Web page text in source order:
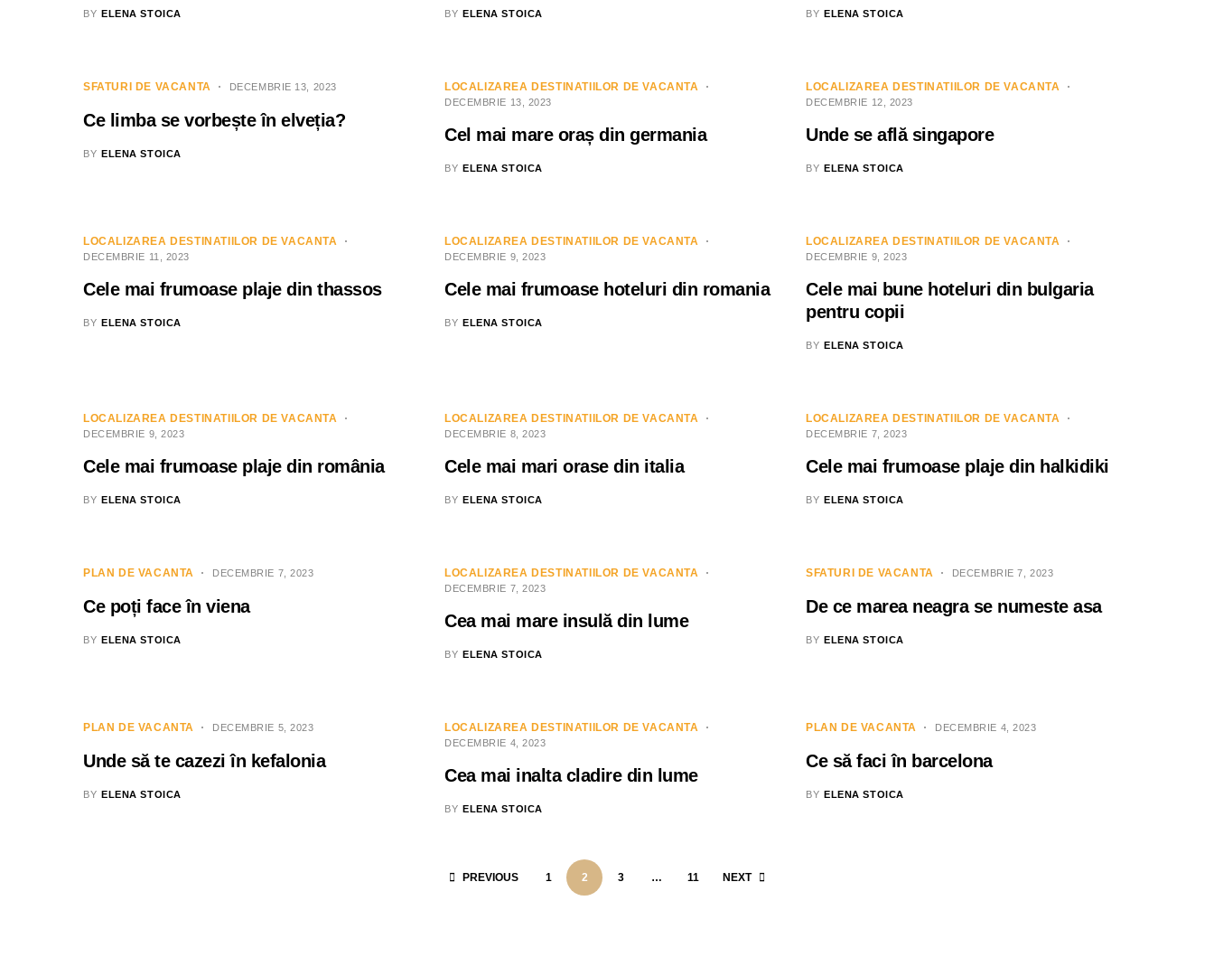
BY ELENA STOICA BY ELENA STOICA BY ELENA STOICA
SFATURI DE VACANTA DECEMBRIE 13, 2023
Ce limba se vorbește în elveția?
BY ELENA STOICA
LOCALIZAREA DESTINATIILOR DE VACANTA
DECEMBRIE 13, 2023
Cel mai mare oraș din germania
BY ELENA STOICA
LOCALIZAREA DESTINATIILOR DE VACANTA
DECEMBRIE 12, 2023
Unde se află singapore
BY ELENA STOICA
LOCALIZAREA DESTINATIILOR DE VACANTA
DECEMBRIE 11, 2023
Cele mai frumoase plaje din thassos
BY ELENA STOICA
LOCALIZAREA DESTINATIILOR DE VACANTA
DECEMBRIE 9, 2023
Cele mai frumoase hoteluri din romania
BY ELENA STOICA
LOCALIZAREA DESTINATIILOR DE VACANTA
DECEMBRIE 9, 2023
Cele mai bune hoteluri din bulgaria
pentru copii
BY ELENA STOICA
LOCALIZAREA DESTINATIILOR DE VACANTA
DECEMBRIE 9, 2023
Cele mai frumoase plaje din românia
BY ELENA STOICA
LOCALIZAREA DESTINATIILOR DE VACANTA
DECEMBRIE 8, 2023
Cele mai mari orase din italia
BY ELENA STOICA
LOCALIZAREA DESTINATIILOR DE VACANTA
DECEMBRIE 7, 2023
Cele mai frumoase plaje din halkidiki
BY ELENA STOICA
PLAN DE VACANTA DECEMBRIE 7, 2023
Ce poți face în viena
BY ELENA STOICA
LOCALIZAREA DESTINATIILOR DE VACANTA
DECEMBRIE 7, 2023
Cea mai mare insulă din lume
BY ELENA STOICA
SFATURI DE VACANTA DECEMBRIE 7, 2023
De ce marea neagra se numeste asa
BY ELENA STOICA
PLAN DE VACANTA DECEMBRIE 5, 2023
Unde să te cazezi în kefalonia
BY ELENA STOICA
LOCALIZAREA DESTINATIILOR DE VACANTA
DECEMBRIE 4, 2023
Cea mai inalta cladire din lume
BY ELENA STOICA
PLAN DE VACANTA DECEMBRIE 4, 2023
Ce să faci în barcelona
BY ELENA STOICA
PREVIOUS 1 2 3 … 11 NEXT